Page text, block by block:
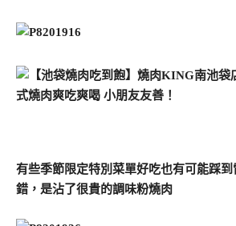
有些季節限定特別菜單好吃也有可能踩
錯，是沾了很貴的調味粉燒肉